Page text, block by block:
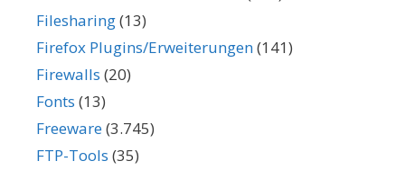
Filesharing(13)
Firefox Plugins/Erweiterungen(141)
Firewalls (20)
Fonts (13)
Freeware(3.745)
FTP-Tools (35)